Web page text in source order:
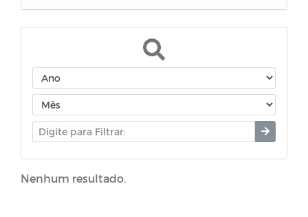
Portarias
Horários Funcionários
Concurso Público
Nenhum resultado.